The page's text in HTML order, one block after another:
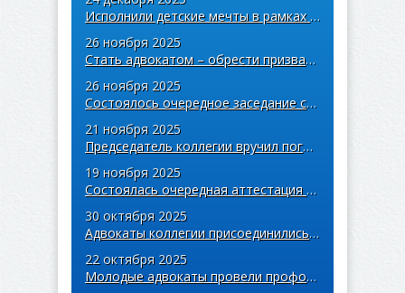
Исполнили детские мечты в рамках акции «Ёлка желаний»
26 ноября 2025
Стать адвокатом – обрести призвание
26 ноября 2025
Состоялось очередное заседание совета областной коллегии адвокатов
21 ноября 2025
Председатель коллегии вручил погоны учащимся правовых классов
19 ноября 2025
Состоялась очередная аттестация адвокатов областной коллегии
30 октября 2025
Адвокаты коллегии присоединились к акции «Дай лесу новае жыццё»
22 октября 2025
Молодые адвокаты провели профориентационную встречу со студентами Купаловского университета